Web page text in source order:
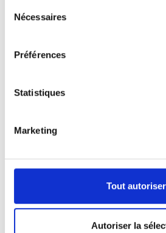
Nécessaires
Préférences
Statistiques
Marketing
Tout autoriser
Autoriser la
Pour répondre aux
véhicules.